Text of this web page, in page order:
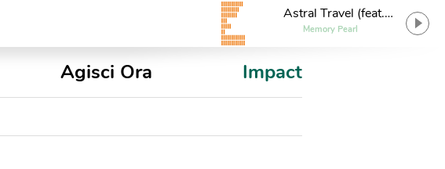
Astral Travel (feat.
Joseph Shabason)
Memory Pearl
Agisci Ora Impact